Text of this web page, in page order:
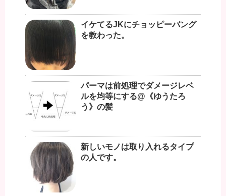
イケてるJKにチョッピーバング
を教わった。
パーマは前処理でダメージレベ
ルを均等にする@《ゆうたろ
う》の髪
新しいモノは取り入れるタイプ
の人です。